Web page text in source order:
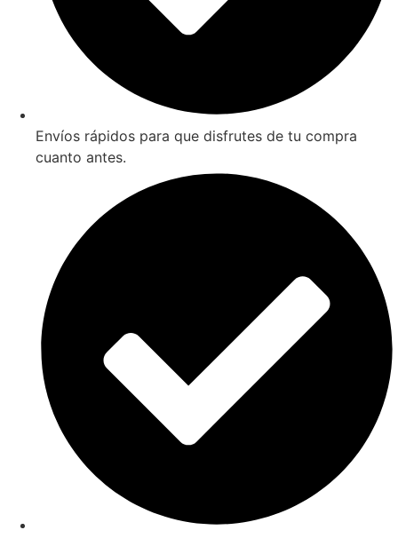
Envíos rápidos para que disfrutes de tu compra
cuanto antes.